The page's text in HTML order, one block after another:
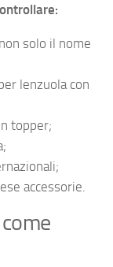
solo il nome
lenzuola con
topper;
accessorie.